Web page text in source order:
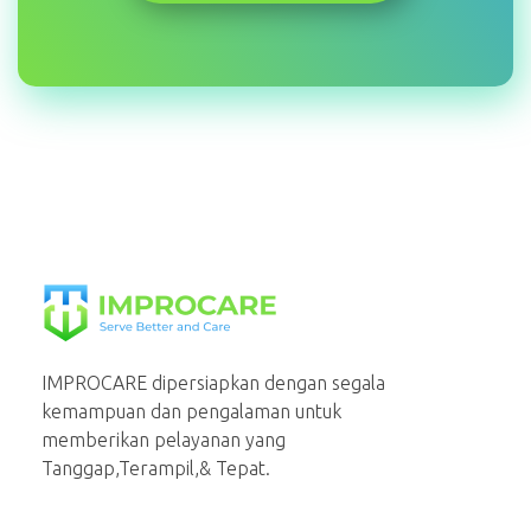
IMPROCARE dipersiapkan dengan segala
kemampuan dan pengalaman untuk
memberikan pelayanan yang
Tanggap,Terampil,& Tepat.